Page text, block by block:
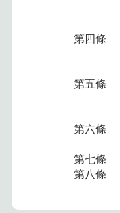
第四條
第五條
第六條
第七條
第八條